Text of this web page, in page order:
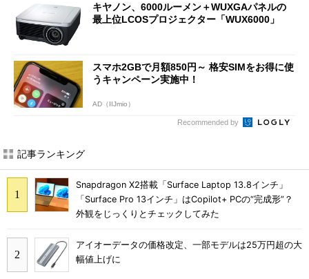
キヤノン、6000ルーメン＋WUXGAパネルの
最上位LCOSプロジェクター「WUX6000」
スマホ2GBで月額850円～ 格安SIMをお得に使
うキャンペーン実施中！
AD（IIJmio）
Recommended by
記事ランキング
Snapdragon X2搭載「Surface Laptop 13.8インチ」
「Surface Pro 13インチ」はCopilot+ PCの“完成形”？
外観をじっくりとチェックしてみた
アイオーデータの価格改定、一部モデルは25万円超の大
幅値上げに